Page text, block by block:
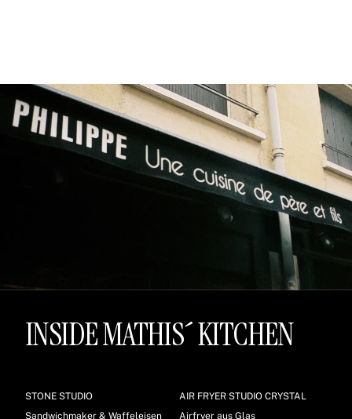
INSIDE MATHIS´ KITCHEN
STONE STUDIO
Sandwichmaker & Waffeleisen
AIR FRYER STUDIO CRYSTAL
Airfryer aus Glas